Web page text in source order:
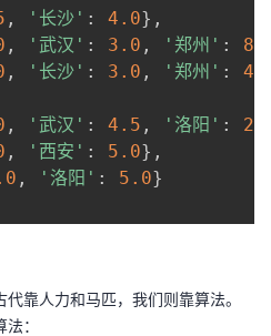
, '长沙' : 4.0} ,
, '武汉' : 3.0 , '郑州' :
, '长沙' : 3.0 , '郑州' :
, '武汉' : 4.5 , '洛阳' :
, '西安' : 5.0} ,
, '洛阳' : 5.0}
靠人力和马匹，我们则靠算法。
：